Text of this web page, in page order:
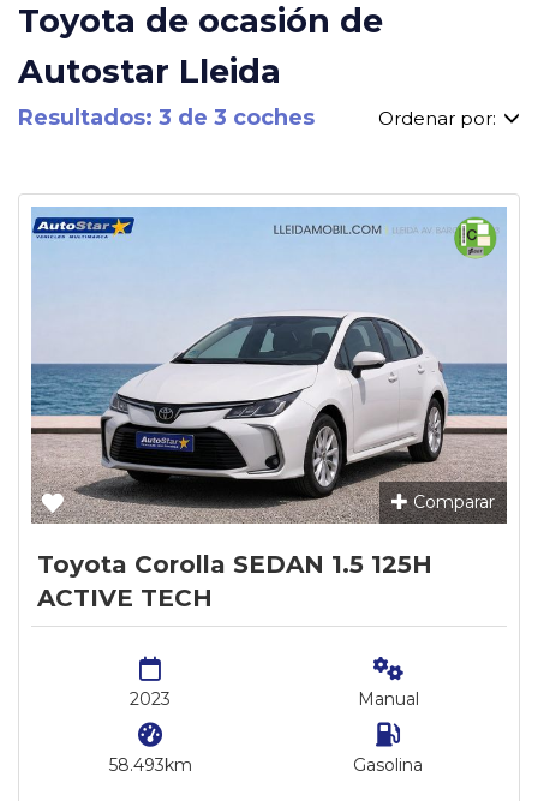
Toyota de ocasión de
Autostar Lleida
Resultados: 3 de 3 coches Ordenar por:
Comparar
Toyota Corolla SEDAN 1.5 125H
ACTIVE TECH
2023
58.493km
Manual
Gasolina